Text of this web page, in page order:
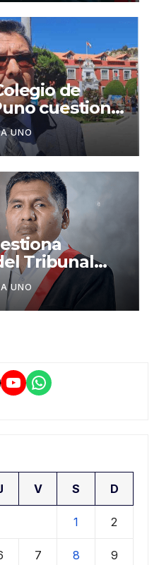
de
cuestiona
seguridad
UNO
Tribunal
liberación
UNO
YouTube
WhatsApp
V S D
1 2
7 8 9